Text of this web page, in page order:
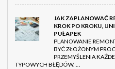
JAK ZAPLANOWAĆ
KROK PO KROKU,
PUŁAPEK
PLANOWANIE
BYĆ ZŁOŻONYM
PRZEMYŚLENIA
TYPOWYCH BŁĘDÓW. …